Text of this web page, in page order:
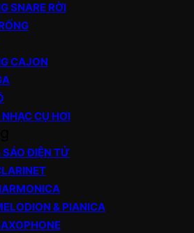
SNARE RỜI
CAJON
NHẠC CỤ HƠI
SÁO ĐIỆN TỬ
& PIANICA